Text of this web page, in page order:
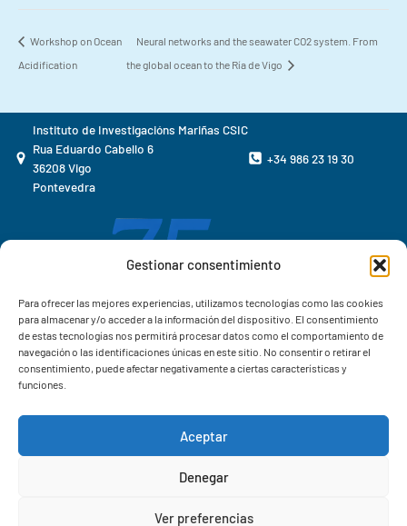
Gestionar consentimiento
Para ofrecer las mejores experiencias, utilizamos tecnologías como las cookies
para almacenar y/o acceder a la información del dispositivo. El consentimiento
de estas tecnologías nos permitirá procesar datos como el comportamiento de
navegación o las identificaciones únicas en este sitio. No consentir o retirar el
consentimiento, puede afectar negativamente a ciertas características y
funciones.
Aceptar
Denegar
Ver preferencias
Workshop on Ocean
Acidification
Neural networks and the seawater CO2 system. From
the global ocean to the Ría de Vigo
Instituto de Investigacións Mariñas CSIC
Rua Eduardo Cabello 6
36208 Vigo
Pontevedra
+34 986 23 19 30
Correo IIM